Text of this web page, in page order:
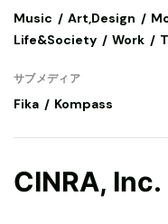
Music Art,Design
Life&Society
Work
サブメディア
Fika Kompass
CINRA, Inc.